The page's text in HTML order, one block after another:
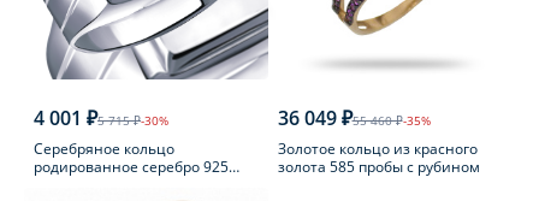
4 001 ₽5 715 ₽-30%
Серебряное кольцо
родированное серебро 925
36 049 ₽55 460 ₽-35%
Золотое кольцо из красного
золота 585 пробы с рубином